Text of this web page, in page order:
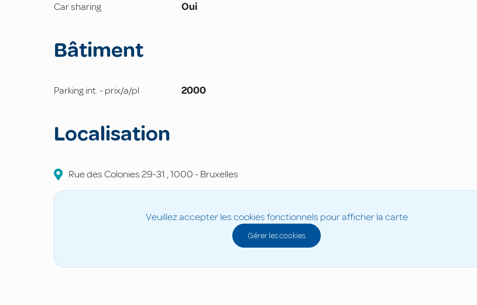
Car sharing
Oui
Bâtiment
Parking int. - prix/a/pl 2000
Localisation
Rue des Colonies29-31 ,1000-Bruxelles
Veuillez accepter les cookies fonctionnels pour afficher la carte
Gérer les cookies